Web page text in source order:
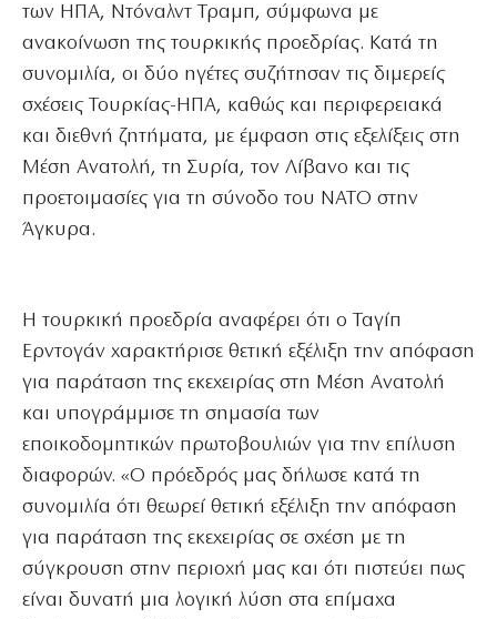
των ΗΠΑ, Ντόναλντ Τραμπ, σύμφωνα με
ανακοίνωση της τουρκικής προεδρίας. Κατά τη
συνομιλία, οι δύο ηγέτες συζήτησαν τις διμερείς
σχέσεις Τουρκίας-ΗΠΑ, καθώς και περιφερειακά
και διεθνή ζητήματα, με έμφαση στις εξελίξεις στη
Μέση Ανατολή, τη Συρία, τον Λίβανο και τις
προετοιμασίες για τη σύνοδο του ΝΑΤΟ στην
Άγκυρα.
Η τουρκική προεδρία αναφέρει ότι ο Ταγίπ
Ερντογάν χαρακτήρισε θετική εξέλιξη την απόφαση
για παράταση της εκεχειρίας στη Μέση Ανατολή
και υπογράμμισε τη σημασία των
εποικοδομητικών πρωτοβουλιών για την επίλυση
διαφορών. «Ο πρόεδρός μας δήλωσε κατά τη
συνομιλία ότι θεωρεί θετική εξέλιξη την απόφαση
για παράταση της εκεχειρίας σε σχέση με τη
σύγκρουση στην περιοχή μας και ότι πιστεύει πως
είναι δυνατή μια λογική λύση στα επίμαχα